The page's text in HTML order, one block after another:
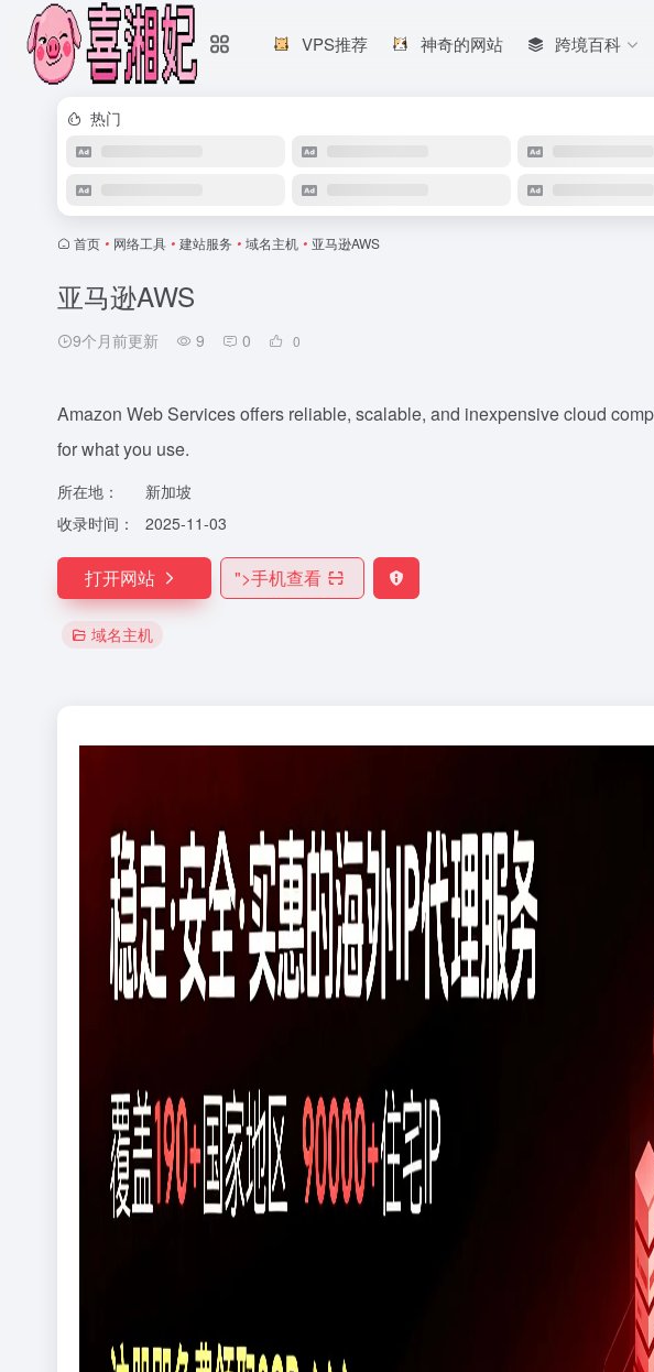
VPS推荐 神奇的网站 跨境百科
热门
首页 • 网络工具 • 建站服务 • 域名主机 • 亚马逊AWS
亚马逊AWS
9个月前更新 9 0 0
Amazon Web Services offers reliable, scalable, and inexpensive cloud
for what you use.
所在地：
新加坡
收录时间：
2025-11-03
打开网站 ">手机查看
域名主机